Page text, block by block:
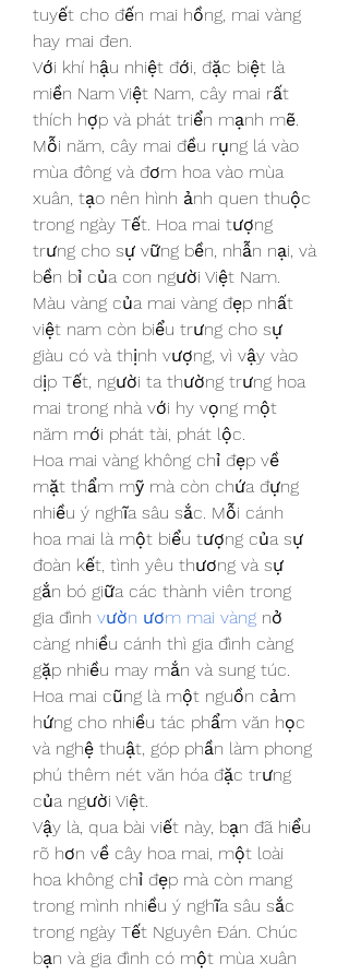
tuyết cho đến mai hồng, mai vàng
hay mai đen.
Với khí hậu nhiệt đới, đặc biệt là
miền Nam Việt Nam, cây mai rất
thích hợp và phát triển mạnh mẽ.
Mỗi năm, cây mai đều rụng lá vào
mùa đông và đơm hoa vào mùa
xuân, tạo nên hình ảnh quen thuộc
trong ngày Tết. Hoa mai tượng
trưng cho sự vững bền, nhẫn nại, và
bền bỉ của con người Việt Nam.
Màu vàng của mai vàng đẹp nhất
việt nam còn biểu trưng cho sự
giàu có và thịnh vượng, vì vậy vào
dịp Tết, người ta thường trưng hoa
mai trong nhà với hy vọng một
năm mới phát tài, phát lộc.
Hoa mai vàng không chỉ đẹp về
mặt thẩm mỹ mà còn chứa đựng
nhiều ý nghĩa sâu sắc. Mỗi cánh
hoa mai là một biểu tượng của sự
đoàn kết, tình yêu thương và sự
gắn bó giữa các thành viên trong
gia đình vườn ươm mai vàng nở
càng nhiều cánh thì gia đình càng
gặp nhiều may mắn và sung túc.
Hoa mai cũng là một nguồn cảm
hứng cho nhiều tác phẩm văn học
và nghệ thuật, góp phần làm phong
phú thêm nét văn hóa đặc trưng
của người Việt.
Vậy là, qua bài viết này, bạn đã hiểu
rõ hơn về cây hoa mai, một loài
hoa không chỉ đẹp mà còn mang
trong mình nhiều ý nghĩa sâu sắc
trong ngày Tết Nguyên Đán. Chúc
bạn và gia đình có một mùa xuân